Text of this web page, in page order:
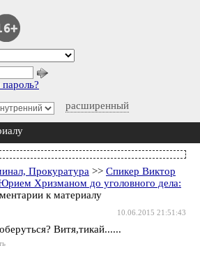
расширенный
Прокуратура >> Спикер Виктор
Хризманом до уголовного дела:
к материалу
10.06.2015 21:51:43
Витя,тикай......